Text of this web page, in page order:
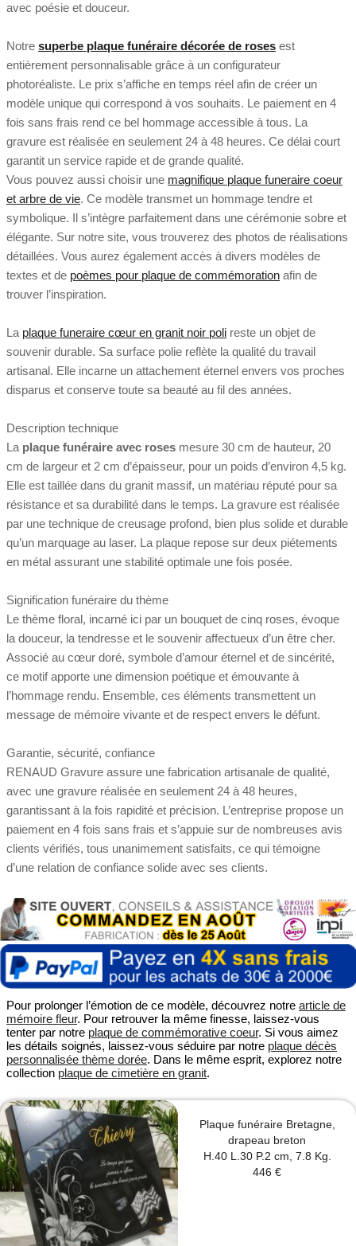
avec poésie et douceur.
Notre superbe plaque funéraire décorée de roses est
entièrement personnalisable grâce à un configurateur
photoréaliste. Le prix s’affiche en temps réel afin de créer un
modèle unique qui correspond à vos souhaits. Le paiement en 4
fois sans frais rend ce bel hommage accessible à tous. La
gravure est réalisée en seulement 24 à 48 heures. Ce délai court
garantit un service rapide et de grande qualité.
Vous pouvez aussi choisir une magnifique plaque funeraire coeur
et arbre de vie. Ce modèle transmet un hommage tendre et
symbolique. Il s’intègre parfaitement dans une cérémonie sobre et
élégante. Sur notre site, vous trouverez des photos de réalisations
détaillées. Vous aurez également accès à divers modèles de
textes et de poèmes pour plaque de commémoration afin de
trouver l’inspiration.
La plaque funeraire cœur en granit noir poli reste un objet de
souvenir durable. Sa surface polie reflète la qualité du travail
artisanal. Elle incarne un attachement éternel envers vos proches
disparus et conserve toute sa beauté au fil des années.
Description technique
La plaque funéraire avec roses mesure 30 cm de hauteur, 20
cm de largeur et 2 cm d’épaisseur, pour un poids d’environ 4,5 kg.
Elle est taillée dans du granit massif, un matériau réputé pour sa
résistance et sa durabilité dans le temps. La gravure est réalisée
par une technique de creusage profond, bien plus solide et durable
qu’un marquage au laser. La plaque repose sur deux piétements
en métal assurant une stabilité optimale une fois posée.
Signification funéraire du thème
Le thème floral, incarné ici par un bouquet de cinq roses, évoque
la douceur, la tendresse et le souvenir affectueux d’un être cher.
Associé au cœur doré, symbole d’amour éternel et de sincérité,
ce motif apporte une dimension poétique et émouvante à
l’hommage rendu. Ensemble, ces éléments transmettent un
message de mémoire vivante et de respect envers le défunt.
Garantie, sécurité, confiance
RENAUD Gravure assure une fabrication artisanale de qualité,
avec une gravure réalisée en seulement 24 à 48 heures,
garantissant à la fois rapidité et précision. L’entreprise propose un
paiement en 4 fois sans frais et s’appuie sur de nombreuses avis
clients vérifiés, tous unanimement satisfaits, ce qui témoigne
d’une relation de confiance solide avec ses clients.
Pour prolonger l’émotion de ce modèle, découvrez notre article de
mémoire fleur. Pour retrouver la même finesse, laissez-vous
tenter par notre plaque de commémorative coeur. Si vous aimez
les détails soignés, laissez-vous séduire par notre plaque décès
personnalisée thème dorée. Dans le même esprit, explorez notre
collection plaque de cimetière en granit.
Plaque funéraire Bretagne,
drapeau breton
H.40 L.30 P.2 cm, 7.8 Kg.
446 €